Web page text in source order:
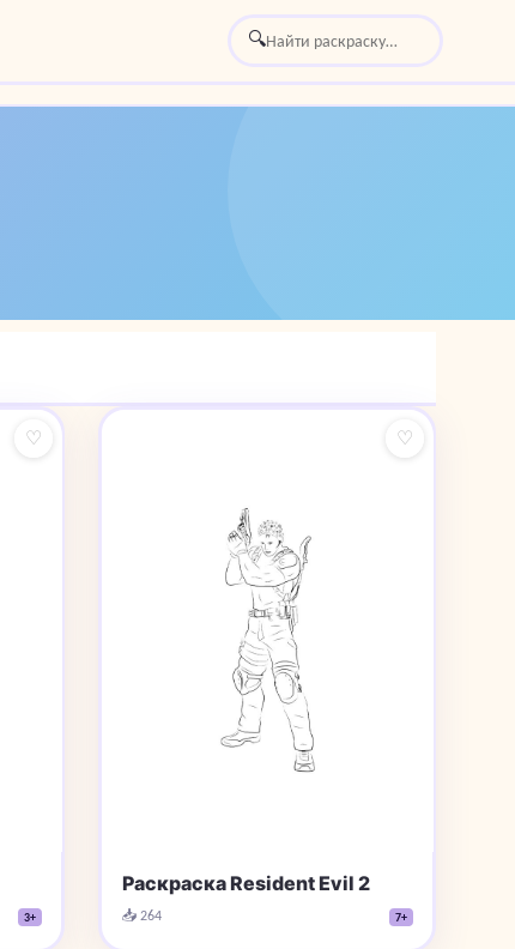
🔍
♡
3+
♡
Раскраска Resident Evil 2
📥 264 7+